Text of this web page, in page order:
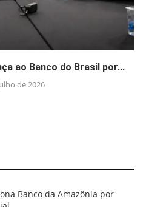
ao Banco do Brasil por...
de 2026
Banco da Amazônia por